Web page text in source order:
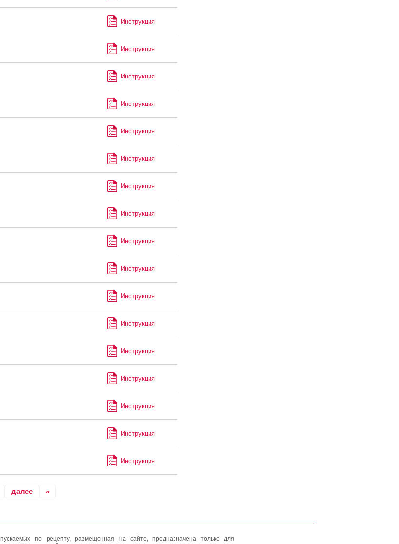
Инструкция
Инструкция
Инструкция
Инструкция
Инструкция
Инструкция
Инструкция
Инструкция
Инструкция
Инструкция
Инструкция
Инструкция
Инструкция
Инструкция
Инструкция
Инструкция
Инструкция
далее »
по рецепту, размещенная на сайте, предназначена только для